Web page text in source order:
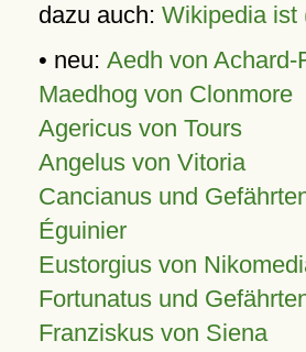
dazu auch: Wikipedia ist
• neu: Aedh von Achard-
Maedhog von Clonmore
Agericus von Tours
Angelus von Vitoria
Cancianus und
Éguinier
Eustorgius von
Fortunatus und
Franziskus von Siena